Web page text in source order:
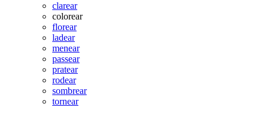
clarear
colorear
florear
ladear
menear
passear
pratear
rodear
sombrear
tornear